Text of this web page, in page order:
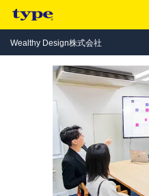
Wealthy Design株式会社